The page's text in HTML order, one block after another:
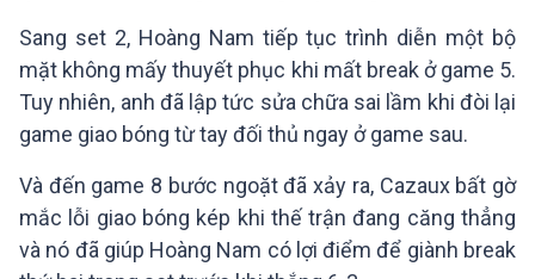
Sang set 2, Hoàng Nam tiếp tục trình diễn một bộ
mặt không mấy thuyết phục khi mất break ở game 5.
Tuy nhiên, anh đã lập tức sửa chữa sai lầm khi đòi lại
game giao bóng từ tay đối thủ ngay ở game sau.
Và đến game 8 bước ngoặt đã xảy ra, Cazaux bất gờ
mắc lỗi giao bóng kép khi thế trận đang căng thẳng
và nó đã giúp Hoàng Nam có lợi điểm để giành break